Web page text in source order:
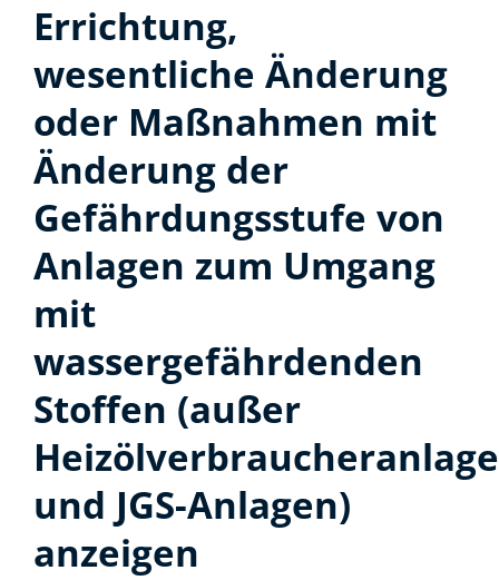
Errichtung,
wesentliche Änderung
oder Maßnahmen mit
Änderung der
Gefährdungsstufe von
Anlagen zum Umgang
mit
wassergefährdenden
Stoffen (außer
und JGS-Anlagen)
anzeigen